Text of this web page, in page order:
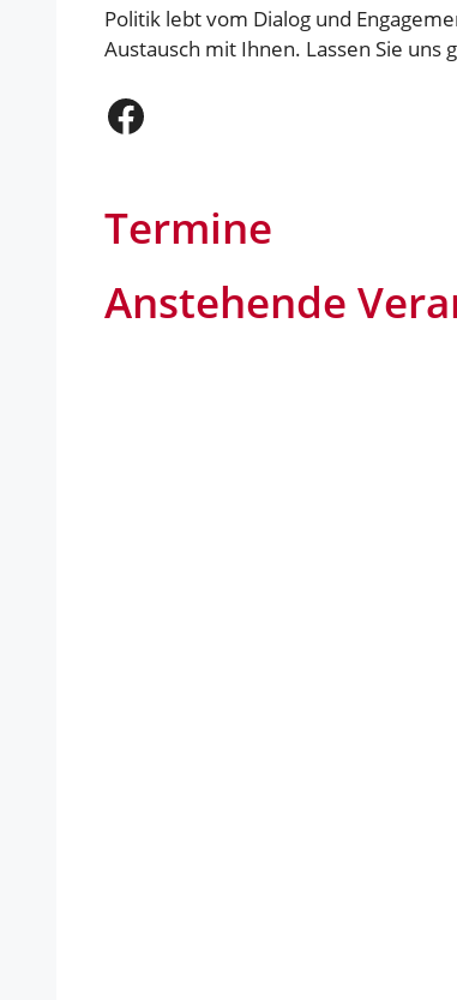
Politik lebt vom Dialog und
Austausch mit Ihnen. Lassen Sie
Facebook
Termine
Anstehende